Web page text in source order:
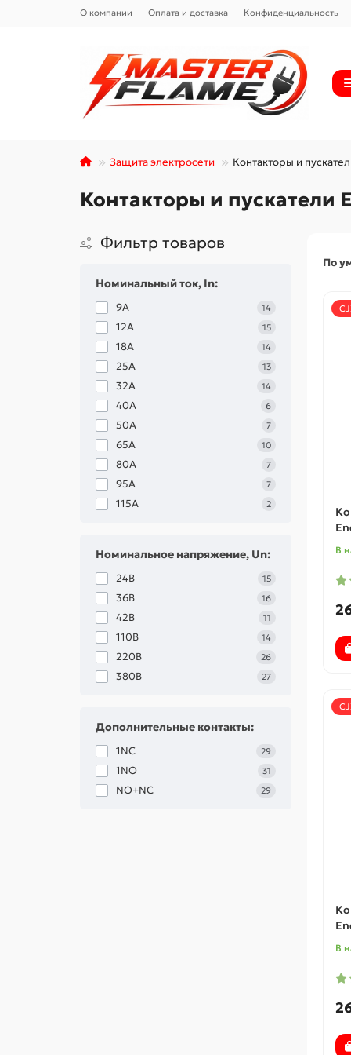
О компании Оплата и доставка Конфиденциальность
Защита электросети Контакторы и
Контакторы и пускатели
Фильтр товаров
Номинальный ток, In:
9А 14
12А 15
18А 14
25А 13
32А 14
40А 6
50А 7
65А 10
80А 7
95А 7
115А 2
Номинальное напряжение, Un:
24В 15
36В 16
42В 11
110В 14
220В 26
380В 27
Дополнительные контакты:
1NC 29
1NO 31
NO+NC 29
По
В
В